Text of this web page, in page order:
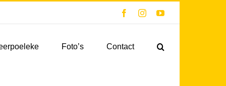
FacebookInstagramYouTube
Foto’s Contact